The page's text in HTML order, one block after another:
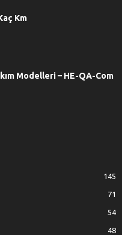
Km
Modelleri – HE-QA-Com
145
71
54
48